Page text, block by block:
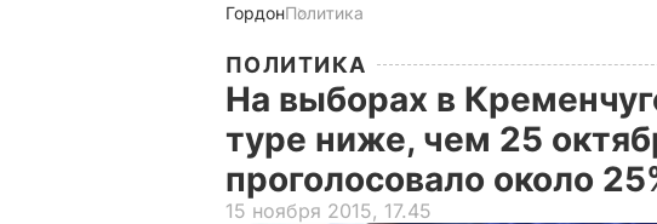
ГордонПолитика
ПОЛИТИКА
На выборах в
туре ниже, чем 25
проголосовало около
15 ноября 2015, 17.45